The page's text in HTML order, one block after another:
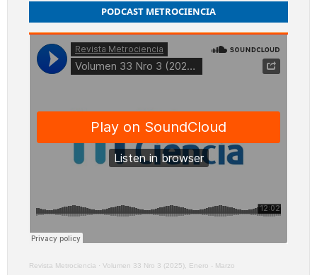
PODCAST METROCIENCIA
Revista Metrociencia · Volumen 33 Nro 3 (2025), Enero - Marzo